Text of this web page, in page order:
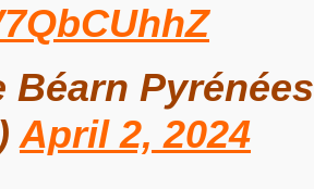
Pyrénées
April 2, 2024